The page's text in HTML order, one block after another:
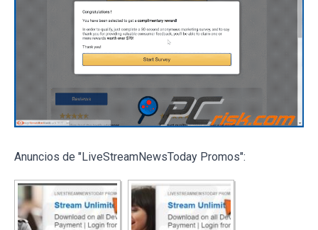
Anuncios de "LiveStreamNewsToday Promos":